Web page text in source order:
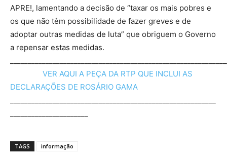
APRE!, lamentando a decisão de “taxar os mais pobres e
os que não têm possibilidade de fazer greves e de
adoptar outras medidas de luta” que obriguem o Governo
a repensar estas medidas.
VER AQUI A PEÇA DA RTP QUE INCLUI AS
DECLARAÇÕES DE ROSÁRIO GAMA
TAGS informação